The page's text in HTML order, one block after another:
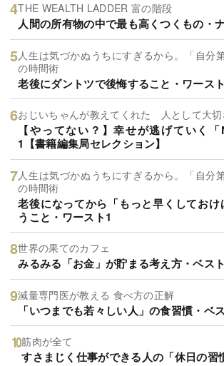
THE WEALTH LADDER 富の階段
人間の所有物の中で最も高くつくもの・
人生は気づかぬうちにすぎるから。「自分
の時間術
老後にダントツで後悔すること・ワース
おじいちゃんが教えてくれた 人として大切
【やってない？】幸せが逃げていく
1【書籍編集局セレクション】
人生は気づかぬうちにすぎるから。「自分
の時間術
老後になってから「もっと早くしてお
うこと・ワースト1
世界の果てのカフェ
みるみる「お金」が貯まる考え方・ベス
減量専門医が教える 食べ方の正解
「いつまでも若々しい人」の食習慣・ベ
筋肉が全て
すさまじく仕事ができる人の「休日の習